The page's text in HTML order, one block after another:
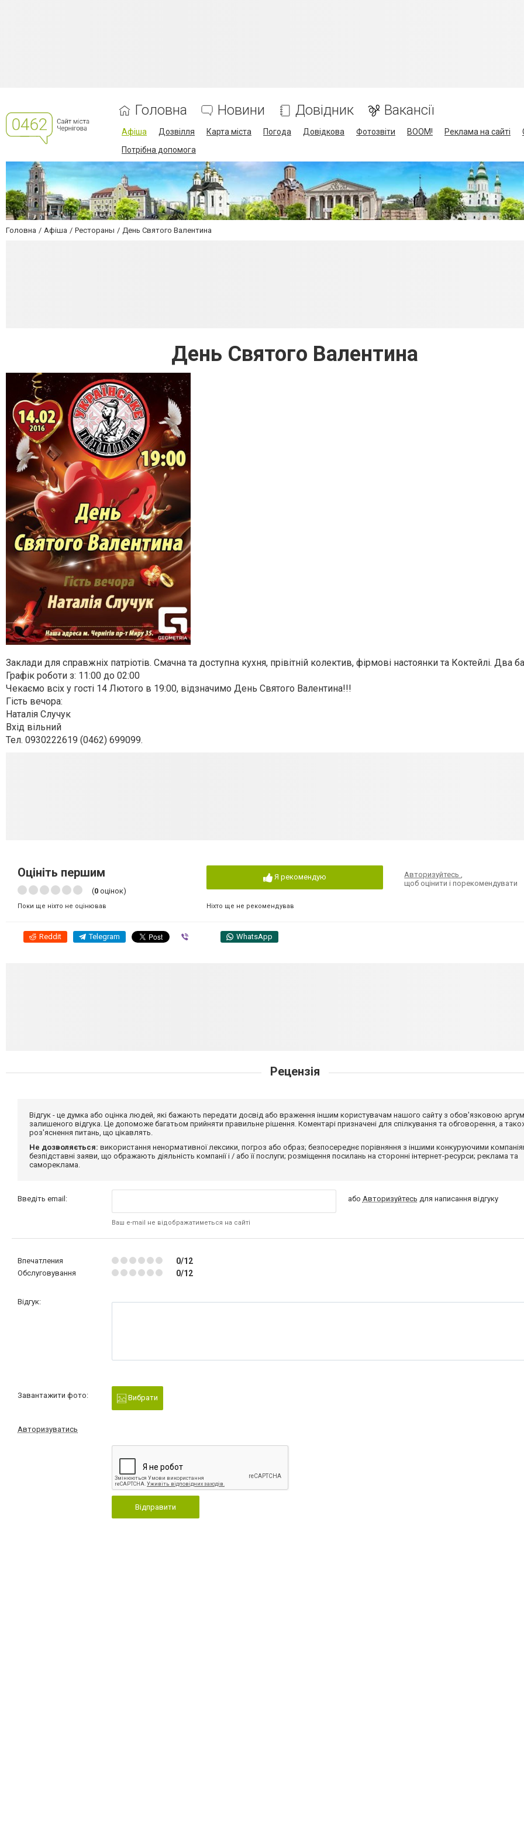
Головна Новини Довідник Вакансії
Афіша Дозвілля Карта міста Погода Довідкова Фотозвіти BOOM! Реклама на сайті
Потрібна допомога
Головна Афіша Рестораны День Святого Валентина
День Святого Валентина
Заклади для справжніх патріотів. Смачна та доступна кухня, прівітній колектив, фірмові настоянки та Коктейлі. Два
Графік роботи з: 11:00 до 02:00
Чекаємо всіх у гості 14 Лютого в 19:00, відзначимо День Святого Валентина!!!
Гість вечора:
Наталія Случук
Вхід вільний
Тел. 0930222619 (0462) 699099.
Оцініть першим
(0 оцінок)
Поки ще ніхто не оцінював
Я рекомендую
Ніхто ще не рекомендував
Авторизуйтесь,
щоб оцінити і порекомендувати
Reddit Telegram WhatsApp
Рецензія
Відгук - це думка або оцінка людей, які бажають передати досвід або враження іншим користувачам нашого сайту з обов'язковою
залишеного відгука. Це допоможе багатьом прийняти правильне рішення. Коментарі призначені для спілкування та обговорення, а
роз'яснення питань, що цікавлять.
Не дозволяється: використання ненормативної лексики, погроз або образ; безпосереднє порівняння з іншими конкуруючими
безпідставні заяви, що ображають діяльність компанії і / або її послуги; розміщення посилань на сторонні інтернет-ресурси; реклама та
самореклама.
Введіть email:
Ваш e-mail не відображатиметься на сайті
або Авторизуйтесь для написання відгуку
Впечатления 0/12
Обслуговування 0/12
Відгук:
Завантажити фото: Вибрати
Авторизуватись
Відправити